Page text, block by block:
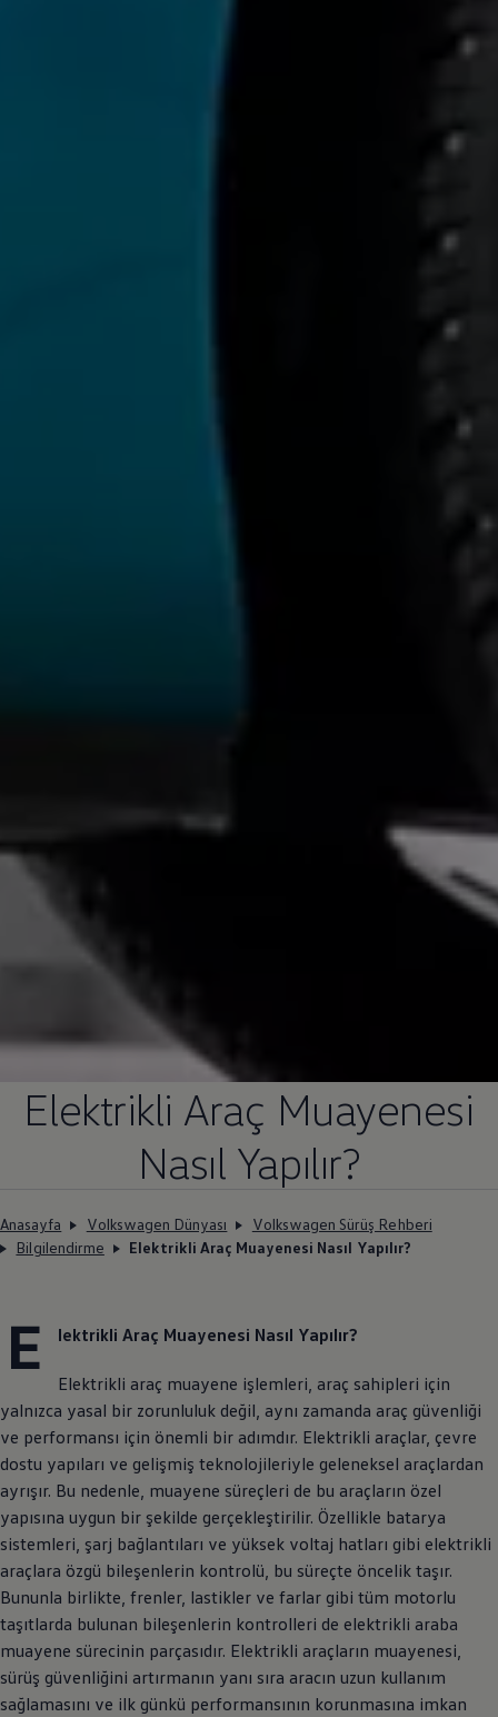
Elektrikli Araç Muayenesi
Nasıl Yapılır?
Anasayfa Volkswagen Dünyası
Volkswagen Sürüş Rehberi
Bilgilendirme
Elektrikli Araç Muayenesi Nasıl Yapılır?
E lektrikli Araç Muayenesi Nasıl Yapılır?
Elektrikli araç muayene işlemleri, araç sahipleri için
yalnızca yasal bir zorunluluk değil, aynı zamanda araç güvenliği
ve performansı için önemli bir adımdır. Elektrikli araçlar, çevre
dostu yapıları ve gelişmiş teknolojileriyle geleneksel araçlardan
ayrışır. Bu nedenle, muayene süreçleri de bu araçların özel
yapısına uygun bir şekilde gerçekleştirilir. Özellikle batarya
sistemleri, şarj bağlantıları ve yüksek voltaj hatları gibi elektrikli
araçlara özgü bileşenlerin kontrolü, bu süreçte öncelik taşır.
Bununla birlikte, frenler, lastikler ve farlar gibi tüm motorlu
taşıtlarda bulunan bileşenlerin kontrolleri de elektrikli araba
muayene sürecinin parçasıdır. Elektrikli araçların muayenesi,
sürüş güvenliğini artırmanın yanı sıra aracın uzun kullanım
sağlamasını ve ilk günkü performansının korunmasına imkan